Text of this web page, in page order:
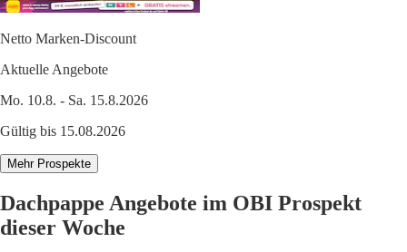
Netto Marken-Discount
Aktuelle Angebote
Mo. 10.8. - Sa. 15.8.2026
Gültig bis 15.08.2026
Mehr Prospekte
Dachpappe Angebote im OBI Prospekt
dieser Woche